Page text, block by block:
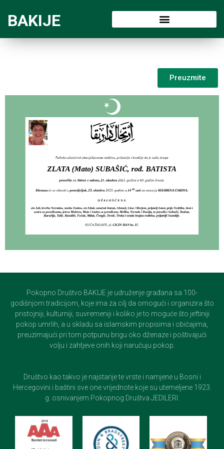
BAKIJE
Preuzmite
Pokopno Društvo BAKIJE je udruženje građana sa 100-
godišnjom tradicijom, koje ima za cilj da omogući i organizira što
pristojniji, kulturniji, suvremeniji i koliko je to moguće što jeftiniji
pokop umrlih, a u skladu sa islamskim propisima i običajima,
preuzimajući pri tom potpunu brigu oko dženaze i poštivajući
volju i zahtjeve onih koji naručuju pokop.
Društvo kao takvo je najstarije te vrste i namjene u Bosni i
Hercegovini i baštini sve one vrijednote koje su utemeljene 1923.
g. osnivanjem Pokopnog Društva JEDILERI.